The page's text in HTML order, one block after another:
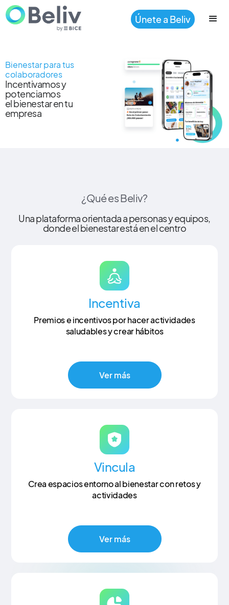
Únete a Beliv
Bienestar para tus
colaboradores
Incentivamos y
potenciamos
el bienestar en tu
empresa
¿Qué es Beliv?
Una plataforma orientada a personas y equipos,
donde el bienestar está en el centro
Incentiva
Premios e incentivos por hacer actividades
saludables y crear hábitos
Ver más
Vincula
Crea espacios entorno al bienestar con retos y
actividades
Ver más